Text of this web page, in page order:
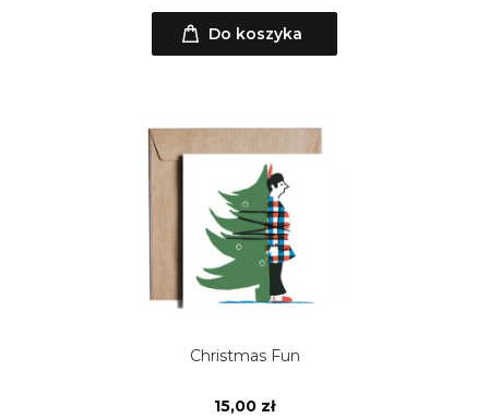
Do koszyka
Christmas Fun
15,00 zł